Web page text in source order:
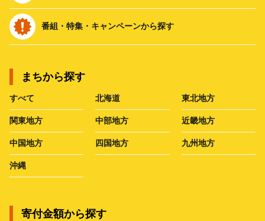
番組・特集・キャンペーンから探す
まちから探す
すべて 北海道 東北地方
関東地方 中部地方 近畿地方
中国地方 四国地方 九州地方
沖縄
寄付金額から探す